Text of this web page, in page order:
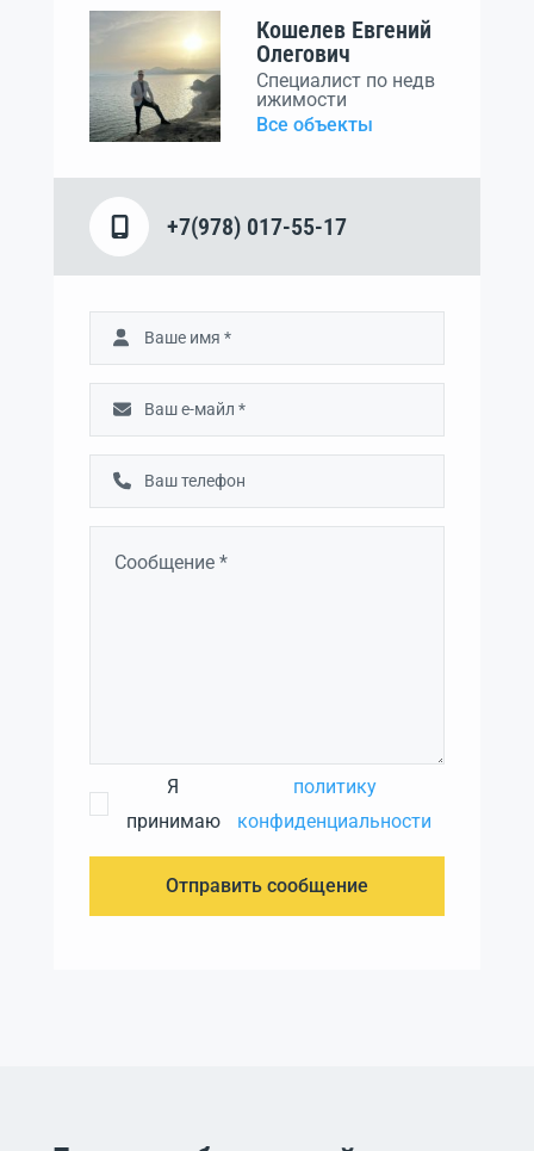
Кошелев Евгений
Олегович
Специалист по недв
ижимости
Все объекты
+7(978) 017-55-17
Я
принимаю
политику
конфиденциальности
Отправить сообщение